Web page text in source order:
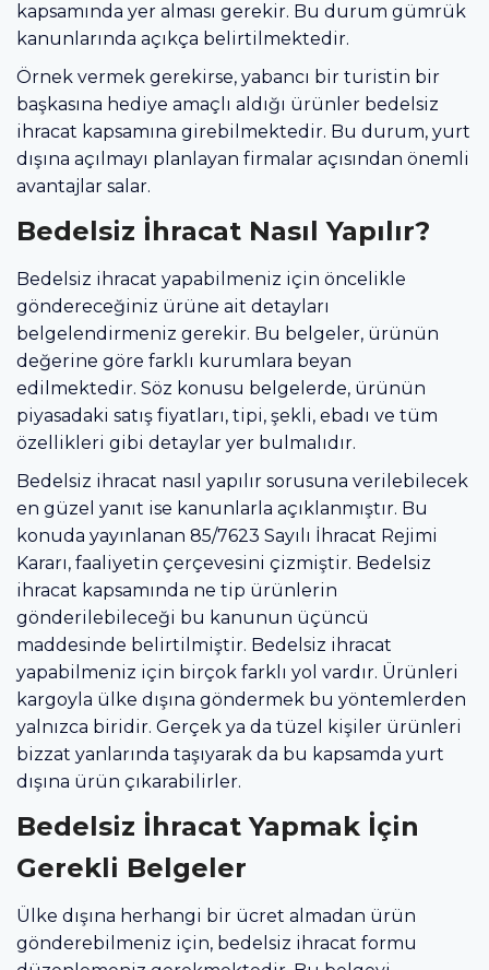
kapsamında yer alması gerekir. Bu durum gümrük
kanunlarında açıkça belirtilmektedir.
Örnek vermek gerekirse, yabancı bir turistin bir
başkasına hediye amaçlı aldığı ürünler bedelsiz
ihracat kapsamına girebilmektedir. Bu durum, yurt
dışına açılmayı planlayan firmalar açısından önemli
avantajlar salar.
Bedelsiz İhracat Nasıl Yapılır?
Bedelsiz ihracat yapabilmeniz için öncelikle
göndereceğiniz ürüne ait detayları
belgelendirmeniz gerekir. Bu belgeler, ürünün
değerine göre farklı kurumlara beyan
edilmektedir. Söz konusu belgelerde, ürünün
piyasadaki satış fiyatları, tipi, şekli, ebadı ve tüm
özellikleri gibi detaylar yer bulmalıdır.
Bedelsiz ihracat nasıl yapılır sorusuna verilebilecek
en güzel yanıt ise kanunlarla açıklanmıştır. Bu
konuda yayınlanan 85/7623 Sayılı İhracat Rejimi
Kararı, faaliyetin çerçevesini çizmiştir. Bedelsiz
ihracat kapsamında ne tip ürünlerin
gönderilebileceği bu kanunun üçüncü
maddesinde belirtilmiştir. Bedelsiz ihracat
yapabilmeniz için birçok farklı yol vardır. Ürünleri
kargoyla ülke dışına göndermek bu yöntemlerden
yalnızca biridir. Gerçek ya da tüzel kişiler ürünleri
bizzat yanlarında taşıyarak da bu kapsamda yurt
dışına ürün çıkarabilirler.
Bedelsiz İhracat Yapmak İçin
Gerekli Belgeler
Ülke dışına herhangi bir ücret almadan ürün
gönderebilmeniz için, bedelsiz ihracat formu